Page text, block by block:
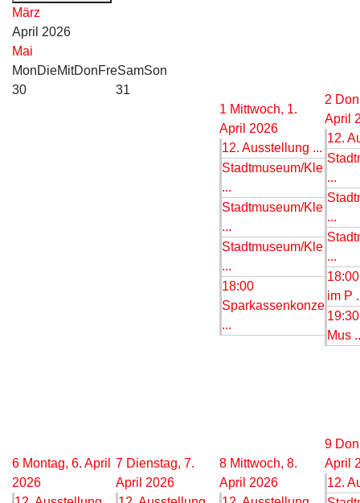
März
April 2026
Mai
MonDieMitDonFreSamSon
30
31
1 Mittwoch, 1.
April 2026
12. Ausstellung ...
Stadtmuseum/Kle
...
Stadtmuseum/Kle
...
Stadtmuseum/Kle
...
18:00
Sparkassenkonze
...
2
April
12.
...
...
...
im P
Mus
6 Montag, 6. April
2026
7 Dienstag, 7.
April 2026
8 Mittwoch, 8.
April 2026
9
April
12.